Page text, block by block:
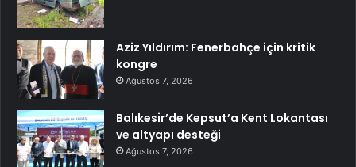
Aziz Yıldırım: Fenerbahçe için kritik
kongre
Ağustos 7, 2026
Balıkesir’de Kepsut’a Kent Lokantası
ve altyapı desteği
Ağustos 7, 2026